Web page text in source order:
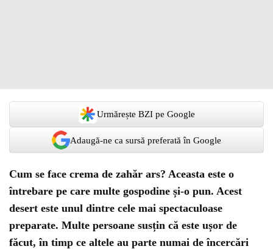
Urmărește BZI pe Google
Adaugă-ne ca sursă preferată în Google
Cum se face crema de zahăr ars? Aceasta este o
întrebare pe care multe gospodine și-o pun. Acest
desert este unul dintre cele mai spectaculoase
preparate. Multe persoane susțin că este ușor de
făcut, în timp ce altele au parte numai de încercări